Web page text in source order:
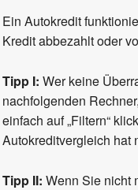
Ein Autokredit
Kredit abbezahlt oder
Tipp I: Wer keine
nachfolgenden
einfach auf „Filtern“
Autokreditvergleich hat
Tipp II: Wenn Sie nicht